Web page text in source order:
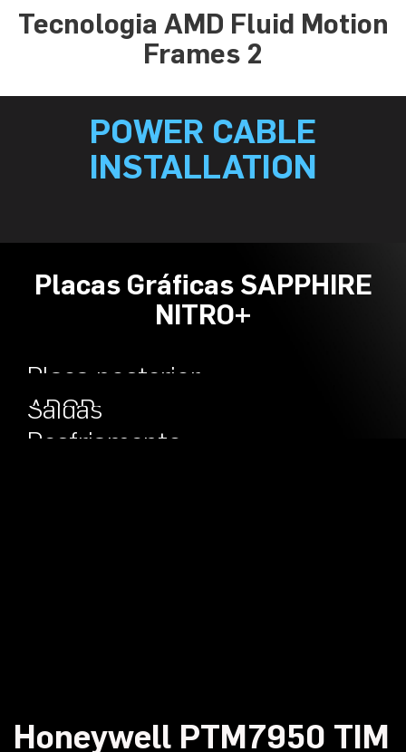
Tecnologia AMD Fluid Motion
Frames 2
POWER CABLE
INSTALLATION
Placas Gráficas SAPPHIRE
NITRO+
Placa posterior
Projeto
ARGB
Saídas
Resfriamento
Honeywell PTM7950 TIM